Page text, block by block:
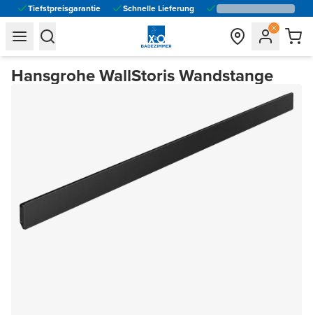
Tiefstpreisgarantie Schnelle Lieferung
general.navigation.toggle_menu.label
general.navigation.toggle_menu.label
Hansgrohe WallStoris Wandstange